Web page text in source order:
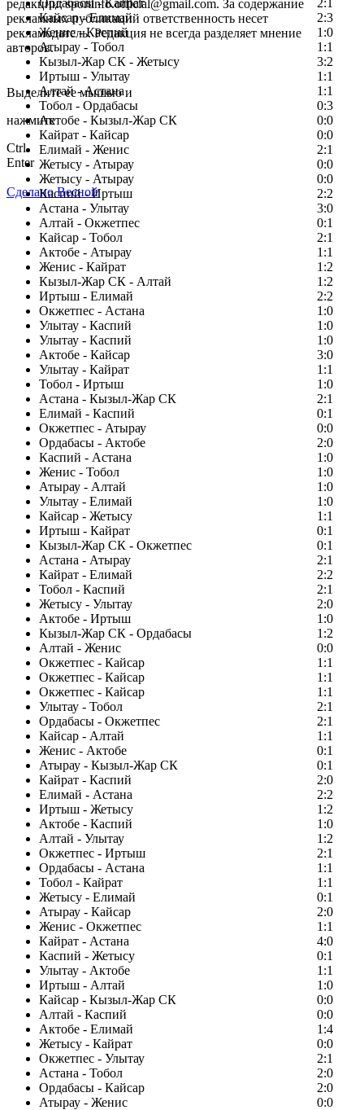
Ордабасы - Кайрат
2:1
Кайсар - Елимай
2:3
Женис - Каспий
1:0
Атырау - Тобол
1:1
Кызыл-Жар СК - Жетысу
3:2
Иртыш - Улытау
1:1
Алтай - Астана
1:1
Тобол - Ордабасы
0:3
Актобе - Кызыл-Жар СК
0:0
Кайрат - Кайсар
0:0
Елимай - Женис
2:1
Жетысу - Атырау
0:0
Жетысу - Атырау
0:0
Каспий - Иртыш
2:2
Астана - Улытау
3:0
Алтай - Окжетпес
0:1
Кайсар - Тобол
2:1
Актобе - Атырау
1:1
Женис - Кайрат
1:2
Кызыл-Жар СК - Алтай
1:2
Иртыш - Елимай
2:2
Окжетпес - Астана
1:0
Улытау - Каспий
1:0
Улытау - Каспий
1:0
Актобе - Кайсар
3:0
Улытау - Кайрат
1:1
Тобол - Иртыш
1:0
Астана - Кызыл-Жар СК
2:1
Елимай - Каспий
0:1
Окжетпес - Атырау
0:0
Ордабасы - Актобе
2:0
Каспий - Астана
1:0
Женис - Тобол
1:0
Атырау - Алтай
1:0
Улытау - Елимай
1:0
Кайсар - Жетысу
1:1
Иртыш - Кайрат
0:1
Кызыл-Жар СК - Окжетпес
0:1
Астана - Атырау
2:1
Кайрат - Елимай
2:2
Тобол - Каспий
2:1
Жетысу - Улытау
2:0
Актобе - Иртыш
1:0
Кызыл-Жар СК - Ордабасы
1:2
Алтай - Женис
0:0
Окжетпес - Кайсар
1:1
Окжетпес - Кайсар
1:1
Окжетпес - Кайсар
1:1
Улытау - Тобол
2:1
Ордабасы - Окжетпес
2:1
Кайсар - Алтай
1:1
Женис - Актобе
0:1
Атырау - Кызыл-Жар СК
0:1
Кайрат - Каспий
2:0
Елимай - Астана
2:2
Иртыш - Жетысу
1:2
Актобе - Каспий
1:0
Алтай - Улытау
1:2
Окжетпес - Иртыш
2:1
Ордабасы - Астана
1:1
Тобол - Кайрат
1:1
Жетысу - Елимай
0:1
Атырау - Кайсар
2:0
Женис - Окжетпес
1:1
Кайрат - Астана
4:0
Каспий - Жетысу
0:1
Улытау - Актобе
1:1
Иртыш - Алтай
1:0
Кайсар - Кызыл-Жар СК
0:0
Алтай - Каспий
0:0
Актобе - Елимай
1:4
Жетысу - Кайрат
0:0
Окжетпес - Улытау
2:1
Астана - Тобол
2:0
Ордабасы - Кайсар
2:0
Атырау - Женис
0:0
редакции: sportinfo.official@gmail.com. За содержание
рекламных публикаций ответственность несет
рекламодатель. Редакция не всегда разделяет мнение
авторов.
Заметили ошибку в тексте?
Выделите ее мышью и
нажмите
Ctrl
Enter
Сделано Весной